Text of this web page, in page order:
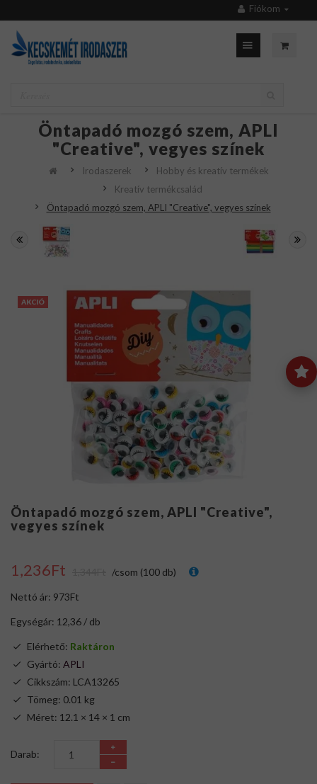
Fiókom
Öntapadó mozgó szem, APLI
"Creative", vegyes színek
Irodaszerek
Hobby és kreatív termékek
Kreatív termékcsalád
Öntapadó mozgó szem, APLI "Creative", vegyes színek
AKCIÓ
Öntapadó mozgó szem, APLI "Creative",
vegyes színek
1,236Ft /csom (100 db)
Nettó ár: 973Ft
Egységár: 12,36 / db
Elérhető: Raktáron
Gyártó: APLI
Cikkszám: LCA13265
Tömeg: 0.01 kg
Méret: 12.1 × 14 × 1 cm
Darab: